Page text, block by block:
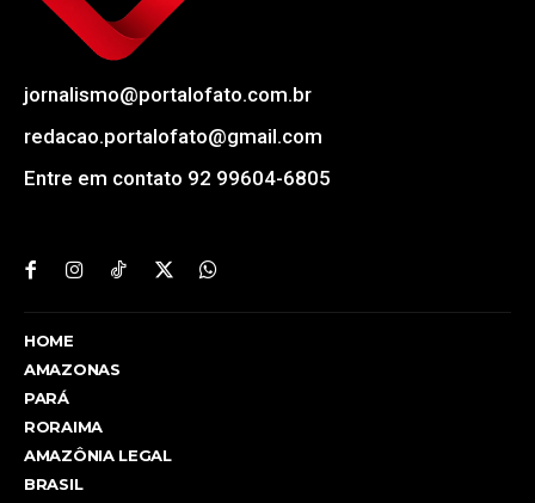
jornalismo@portalofato.com.br
redacao.portalofato@gmail.com
Entre em contato 92 99604-6805
HOME
AMAZONAS
PARÁ
RORAIMA
AMAZÔNIA LEGAL
BRASIL